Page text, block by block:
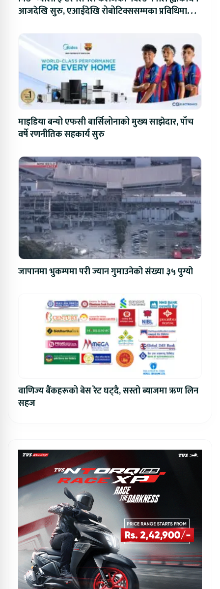
आजदेखि सुरु, एआईदेखि रोबोटिक्ससम्मका प्रविधिमा
माइडिया बन्यो एफसी बार्सिलोनाको मुख्य साझेदार, पाँच
वर्षे रणनीतिक सहकार्य सुरु
जापानमा भुकम्पमा परी ज्यान गुमाउनेको संख्या ३५ पुग्यो
वाणिज्य बैंकहरूको बेस रेट घट्दै, सस्तो ब्याजमा ऋण लिन
सहज